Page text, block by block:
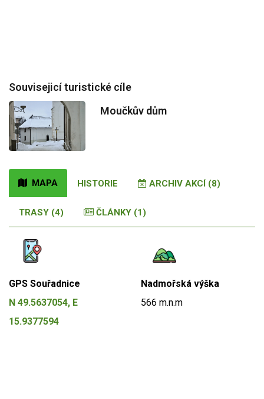
Souvisejicí turistické cíle
Moučkův dům
MAPA HISTORIE ARCHIV AKCÍ (8)
TRASY (4) ČLÁNKY (1)
GPS Souřadnice
N 49.5637054, E
15.9377594
Nadmořská výška
566 m.n.m